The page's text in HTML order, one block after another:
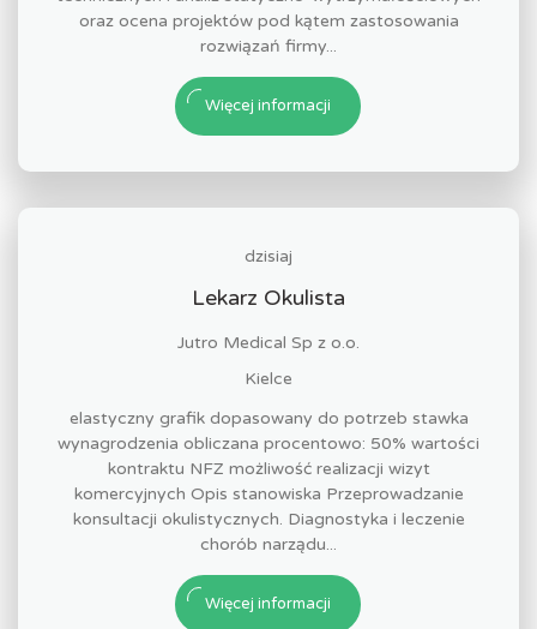
oraz ocena projektów pod kątem zastosowania
rozwiązań firmy...
Więcej informacji
dzisiaj
Lekarz Okulista
Jutro Medical Sp z o.o.
Kielce
elastyczny grafik dopasowany do potrzeb stawka
wynagrodzenia obliczana procentowo: 50% wartości
kontraktu NFZ możliwość realizacji wizyt
komercyjnych Opis stanowiska Przeprowadzanie
konsultacji okulistycznych. Diagnostyka i leczenie
chorób narządu...
Więcej informacji